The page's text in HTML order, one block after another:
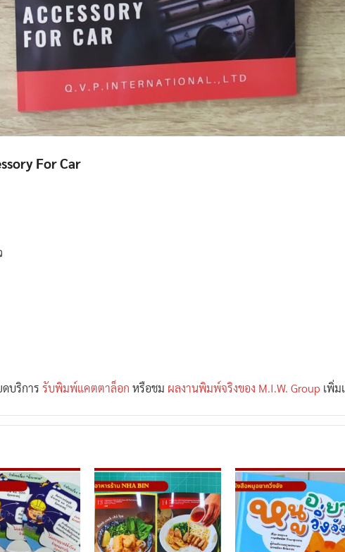
For Car
ดบริการ รับพิมพ์แคตตาล็อก หรือชม ผลงานพิมพ์จริงของ M.I.W. Group เพิ่ม